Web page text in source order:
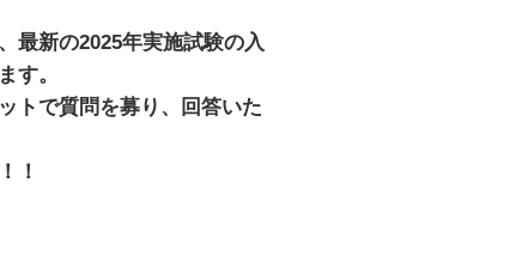
最新の2025年実施試験の入
す。
トで質問を募り、回答いた
！